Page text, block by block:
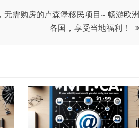
无需购房的卢森堡移民项目~ 畅游欧洲
各国，享受当地福利！